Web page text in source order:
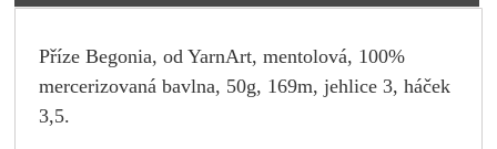
Příze Begonia, od YarnArt, mentolová, 100%
mercerizovaná bavlna, 50g, 169m, jehlice 3, háček
3,5.